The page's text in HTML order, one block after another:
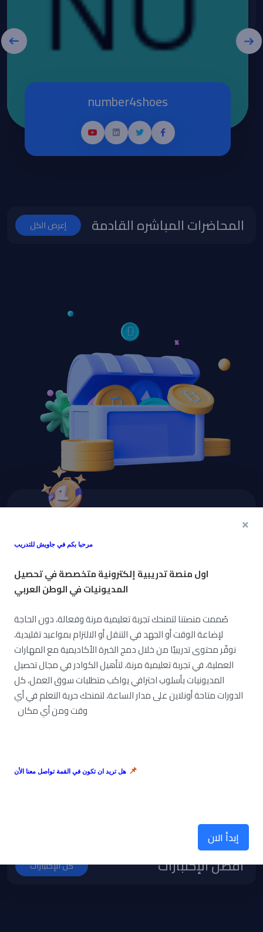
number4shoes
المحاضرات المباشره القادمة إعرض الكل
المكافآت
نشاطك والمزيد من الطرق
لكسب نقاط النادي. ستتمكن من
استخدام نقاط النادي للحصول
على جوائز ودورات مجانية. ابدأ
في استخدام النظام الآن وجمع
النقاط!
أفضل الإختبارات كل الإختبارات
مرحبا بكم في جاويش للتدريب
اول منصة تدريبية إلكترونية متخصصة في تحصيل
المديونيات في الوطن العربي
صُممت منصتنا لتمنحك تجربة تعليمية مرنة وفعالة، دون الحاجة
لإضاعة الوقت أو الجهد في التنقل أو الالتزام بمواعيد تقليدية،
نوفّر محتوى تدريبيًا من خلال دمج الخبرة الأكاديمية مع المهارات
العملية، في تجربة تعليمية مرنة، لتأهيل الكوادر في مجال تحصيل
المديونيات بأسلوب احترافي يواكب متطلبات سوق العمل، كل
الدورات متاحة أونلاين على مدار الساعة، لتمنحك حرية التعلم في أي
وقت ومن أي مكان
📌 هل تريد ان تكون في القمة تواصل معنا الأن
إبدأ الان